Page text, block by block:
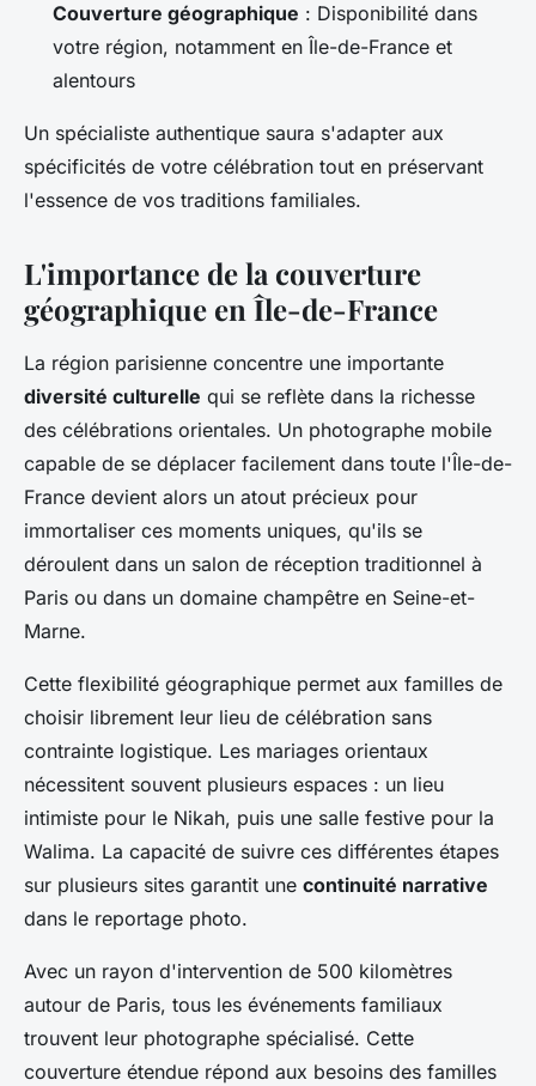
Couverture géographique : Disponibilité dans
votre région, notamment en Île-de-France et
alentours
Un spécialiste authentique saura s'adapter aux
spécificités de votre célébration tout en préservant
l'essence de vos traditions familiales.
L'importance de la couverture
géographique en Île-de-France
La région parisienne concentre une importante
diversité culturelle qui se reflète dans la richesse
des célébrations orientales. Un photographe mobile
capable de se déplacer facilement dans toute l'Île-de-
France devient alors un atout précieux pour
immortaliser ces moments uniques, qu'ils se
déroulent dans un salon de réception traditionnel à
Paris ou dans un domaine champêtre en Seine-et-
Marne.
Cette flexibilité géographique permet aux familles de
choisir librement leur lieu de célébration sans
contrainte logistique. Les mariages orientaux
nécessitent souvent plusieurs espaces : un lieu
intimiste pour le Nikah, puis une salle festive pour la
Walima. La capacité de suivre ces différentes étapes
sur plusieurs sites garantit une continuité narrative
dans le reportage photo.
Avec un rayon d'intervention de 500 kilomètres
autour de Paris, tous les événements familiaux
trouvent leur photographe spécialisé. Cette
couverture étendue répond aux besoins des familles